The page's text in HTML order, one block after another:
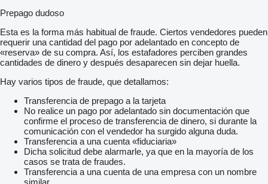
Prepago dudoso
Esta es la forma más habitual de fraude. Ciertos vendedores pueden
requerir una cantidad del pago por adelantado en concepto de
«reserva» de su compra. Así, los estafadores perciben grandes
cantidades de dinero y después desaparecen sin dejar huella.
Hay varios tipos de fraude, que detallamos:
Transferencia de prepago a la tarjeta
No realice un pago por adelantado sin documentación que
confirme el proceso de transferencia de dinero, si durante la
comunicación con el vendedor ha surgido alguna duda.
Transferencia a una cuenta «fiduciaria»
Dicha solicitud debe alarmarle, ya que en la mayoría de los
casos se trata de fraudes.
Transferencia a una cuenta de una empresa con un nombre